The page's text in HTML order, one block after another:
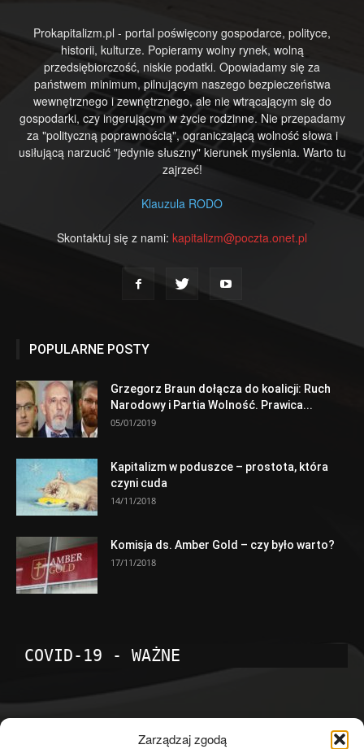
Zarządzaj zgodą
Prokapitalizm.pl - portal poświęcony gospodarce, polityce,
historii, kulturze. Popieramy wolny rynek, wolną
przedsiębiorczość, niskie podatki. Opowiadamy się za
państwem minimum, pilnującym naszego bezpieczeństwa
wewnętrznego i zewnętrznego, ale nie wtrącającym się do
gospodarki, czy ingerującym w życie rodzinne. Nie przepadamy
za "polityczną poprawnością", ograniczającą wolność słowa i
usiłującą narzucić "jedynie słuszny" kierunek myślenia. Warto tu
zajrzeć!
Klauzula RODO
Skontaktuj się z nami: kapitalizm@poczta.onet.pl
POPULARNE POSTY
Grzegorz Braun dołącza do koalicji: Ruch
Narodowy i Partia Wolność. Prawica...
05/01/2019
Kapitalizm w poduszce – prostota, która
czyni cuda
14/11/2018
Komisja ds. Amber Gold – czy było warto?
17/11/2018
COVID-19 - WAŻNE